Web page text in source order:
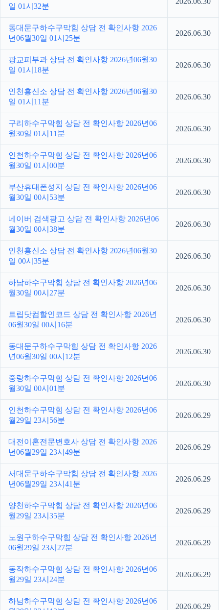
일 01시32분
동대문구하수구막힘 상담 전 확인사항 2026
년06월30일 01시25분
2026.06.30
광교피부과 상담 전 확인사항 2026년06월30
일 01시18분
2026.06.30
인천흥신소 상담 전 확인사항 2026년06월30
일 01시11분
2026.06.30
구리하수구막힘 상담 전 확인사항 2026년06
월30일 01시11분
2026.06.30
인천하수구막힘 상담 전 확인사항 2026년06
월30일 01시00분
2026.06.30
부산휴대폰성지 상담 전 확인사항 2026년06
월30일 00시53분
2026.06.30
네이버 검색광고 상담 전 확인사항 2026년06
월30일 00시38분
2026.06.30
인천흥신소 상담 전 확인사항 2026년06월30
일 00시35분
2026.06.30
하남하수구막힘 상담 전 확인사항 2026년06
월30일 00시27분
2026.06.30
트립닷컴할인코드 상담 전 확인사항 2026년
06월30일 00시16분
2026.06.30
동대문구하수구막힘 상담 전 확인사항 2026
년06월30일 00시12분
2026.06.30
중랑하수구막힘 상담 전 확인사항 2026년06
월30일 00시01분
2026.06.30
인천하수구막힘 상담 전 확인사항 2026년06
월29일 23시56분
2026.06.29
대전이혼전문변호사 상담 전 확인사항 2026
년06월29일 23시49분
2026.06.29
서대문구하수구막힘 상담 전 확인사항 2026
년06월29일 23시41분
2026.06.29
양천하수구막힘 상담 전 확인사항 2026년06
월29일 23시35분
2026.06.29
노원구하수구막힘 상담 전 확인사항 2026년
06월29일 23시27분
2026.06.29
동작하수구막힘 상담 전 확인사항 2026년06
월29일 23시24분
2026.06.29
하남하수구막힘 상담 전 확인사항 2026년06
2026.06.29